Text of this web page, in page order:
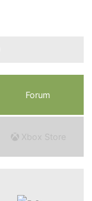
Forum
Xbox Store